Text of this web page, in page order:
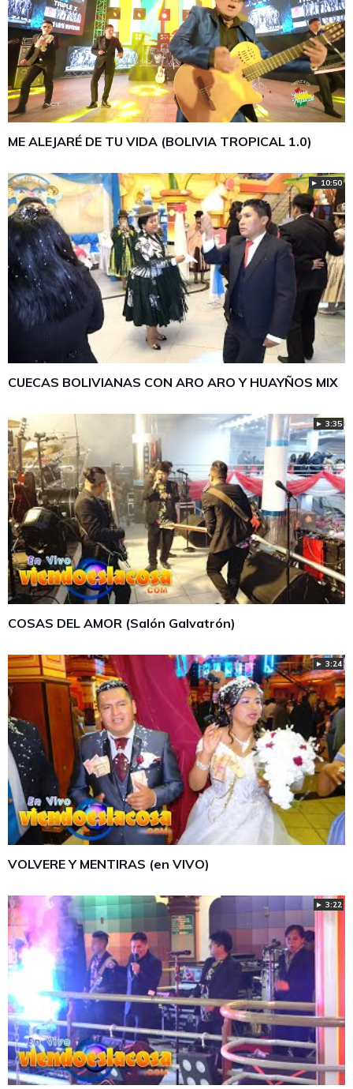
ME ALEJARÉ DE TU VIDA (BOLIVIA TROPICAL 1.0)
► 10:50
CUECAS BOLIVIANAS CON ARO ARO Y HUAYÑOS MIX
► 3:35
COSAS DEL AMOR (Salón Galvatrón)
► 3:24
VOLVERE Y MENTIRAS (en VIVO)
► 3:22